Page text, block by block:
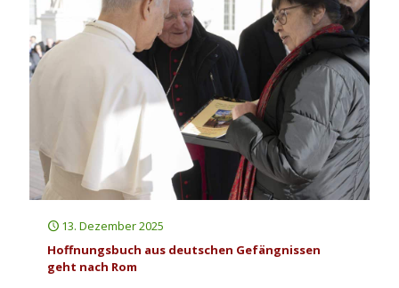
13. Dezember 2025
Hoffnungsbuch aus deutschen Gefängnissen
geht nach Rom